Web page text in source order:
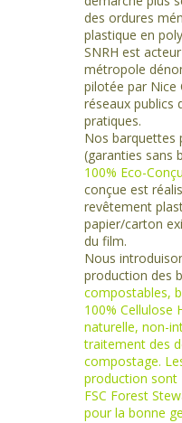
des ordures
plastique en
SNRH est
métropole
pilotée par Nice
réseaux publics
pratiques.
Nos barquettes
(garanties sans
100% Eco-
conçue est
revêtement
papier/carton
du film.
Nous
production des
compostables,
100% Cellulose
naturelle, non-
traitement des
compostage.
production sont
FSC Forest
pour la bonne